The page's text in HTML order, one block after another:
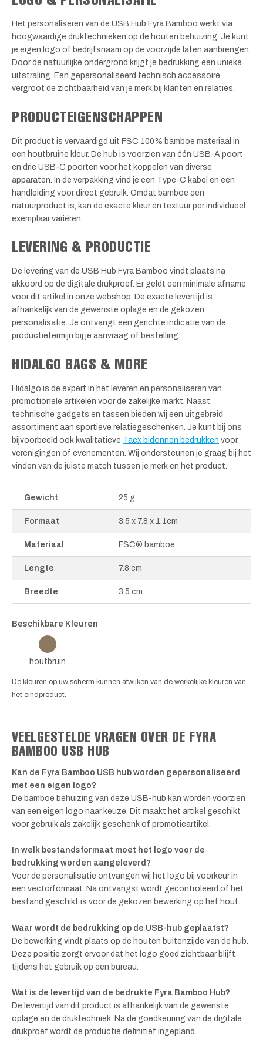
Het personaliseren van de USB Hub Fyra Bamboo werkt via
hoogwaardige druktechnieken op de houten behuizing. Je kunt
je eigen logo of bedrijfsnaam op de voorzijde laten aanbrengen.
Door de natuurlijke ondergrond krijgt je bedrukking een unieke
uitstraling. Een gepersonaliseerd technisch accessoire
vergroot de zichtbaarheid van je merk bij klanten en relaties.
PRODUCTEIGENSCHAPPEN
Dit product is vervaardigd uit FSC 100% bamboe materiaal in
een houtbruine kleur. De hub is voorzien van één USB-A poort
en drie USB-C poorten voor het koppelen van diverse
apparaten. In de verpakking vind je een Type-C kabel en een
handleiding voor direct gebruik. Omdat bamboe een
natuurproduct is, kan de exacte kleur en textuur per individueel
exemplaar variëren.
LEVERING & PRODUCTIE
De levering van de USB Hub Fyra Bamboo vindt plaats na
akkoord op de digitale drukproef. Er geldt een minimale afname
voor dit artikel in onze webshop. De exacte levertijd is
afhankelijk van de gewenste oplage en de gekozen
personalisatie. Je ontvangt een gerichte indicatie van de
productietermijn bij je aanvraag of bestelling.
HIDALGO BAGS & MORE
Hidalgo is de expert in het leveren en personaliseren van
promotionele artikelen voor de zakelijke markt. Naast
technische gadgets en tassen bieden wij een uitgebreid
assortiment aan sportieve relatiegeschenken. Je kunt bij ons
bijvoorbeeld ook kwalitatieve Tacx bidonnen bedrukken voor
verenigingen of evenementen. Wij ondersteunen je graag bij het
vinden van de juiste match tussen je merk en het product.
Gewicht 25 g
Formaat 3.5 x 7.8 x 1.1cm
Materiaal FSC® bamboe
Lengte 7.8 cm
Breedte 3.5 cm
Beschikbare Kleuren
houtbruin
De kleuren op uw scherm kunnen afwijken van de werkelijke kleuren van
het eindproduct.
VEELGESTELDE VRAGEN OVER DE FYRA
BAMBOO USB HUB
Kan de Fyra Bamboo USB hub worden gepersonaliseerd
met een eigen logo?
De bamboe behuizing van deze USB-hub kan worden voorzien
van een eigen logo naar keuze. Dit maakt het artikel geschikt
voor gebruik als zakelijk geschenk of promotieartikel.
In welk bestandsformaat moet het logo voor de
bedrukking worden aangeleverd?
Voor de personalisatie ontvangen wij het logo bij voorkeur in
een vectorformaat. Na ontvangst wordt gecontroleerd of het
bestand geschikt is voor de gekozen bewerking op het hout.
Waar wordt de bedrukking op de USB-hub geplaatst?
De bewerking vindt plaats op de houten buitenzijde van de hub.
Deze positie zorgt ervoor dat het logo goed zichtbaar blijft
tijdens het gebruik op een bureau.
Wat is de levertijd van de bedrukte Fyra Bamboo Hub?
De levertijd van dit product is afhankelijk van de gewenste
oplage en de druktechniek. Na de goedkeuring van de digitale
drukproef wordt de productie definitief ingepland.